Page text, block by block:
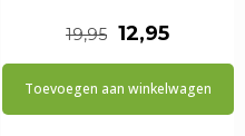
19,95
prijs
12,95
prijs
Toevoegen aan winkelwagen